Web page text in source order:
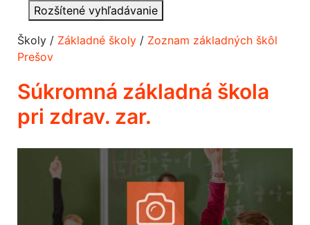
Rozšítené vyhľadávanie
Školy / Základné školy / Zoznam základných škôl
Prešov
Súkromná základná škola
pri zdrav. zar.